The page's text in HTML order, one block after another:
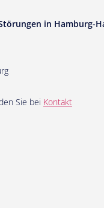
in Hamburg-
Sie bei Kontakt